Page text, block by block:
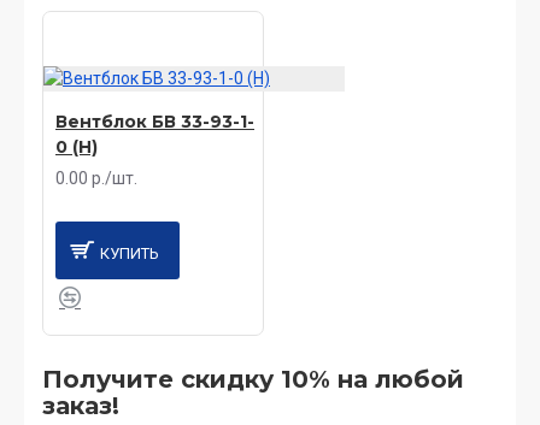
Вентблок БВ 33-93-1-
0 (Н)
0.00 р./шт.
КУПИТЬ
Получите скидку 10% на любой
заказ!